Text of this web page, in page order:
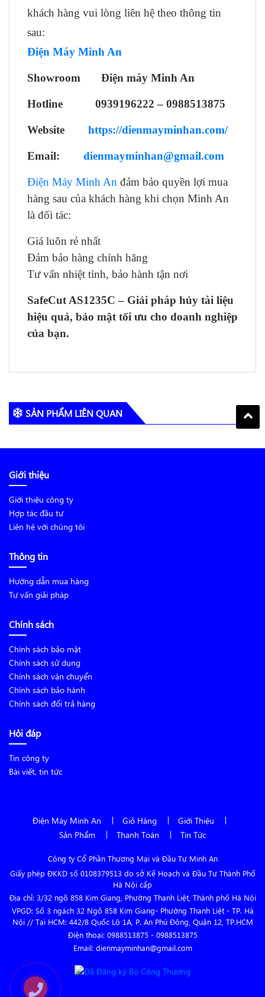
khách hàng vui lòng liên hệ theo thông tin
sau:
Điện Máy Minh An
Showroom Điện máy Minh An
Hotline 0939196222 – 0988513875
Website https://dienmayminhan.com/
Email: dienmayminhan@gmail.com
Điện Máy Minh An đảm bảo quyền lợi mua
hàng sau của khách hàng khi chọn Minh An
là đối tác:
Giá luôn rẻ nhất
Đảm bảo hàng chính hãng
Tư vấn nhiệt tình, bảo hành tận nơi
SafeCut AS1235C – Giải pháp hủy tài liệu
hiệu quả, bảo mật tối ưu cho doanh nghiệp
của bạn.
SẢN PHẨM LIÊN QUAN
Giới thiệu
Giới thiệu công ty
Hợp tác đầu tư
Liên hệ với chúng tôi
Thông tin
Hướng dẫn mua hàng
Tư vấn giải pháp
Chính sách
Chính sách bảo mật
Chính sách sử dụng
Chính sách vận chuyển
Chính sách bảo hành
Chính sách đổi trả hàng
Hỏi đáp
Tin công ty
Bài viết, tin tức
Điện Máy Minh An Giỏ Hàng
Giới Thiệu
Sản Phẩm
Thanh Toán Tin Tức
Công ty Cổ Phần Thương Mại và Đầu Tư Minh An
Giấy phép ĐKKD số 0108379513 do sở Kế Hoạch và Đầu Tư Thành Phố
Hà Nội cấp
Địa chỉ: 3/32 ngõ 858 Kim Giang, Phường Thanh Liệt, Thành phố Hà Nội
VPGD: Số 3 ngách 32 Ngõ 858 Kim Giang- Phường Thanh Liệt - TP. Hà
Nội // Tại HCM: 442/8 Quốc Lộ 1A, P. An Phú Đông, Quận 12, TP.HCM
Điện thoại: 0988513875 - 0988513875
Email: dienmayminhan@gmail.com